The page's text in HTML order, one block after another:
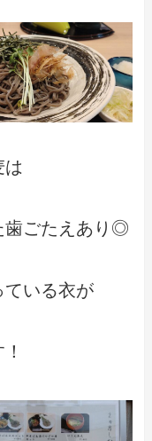
は
歯ごたえあり◎
ている衣が